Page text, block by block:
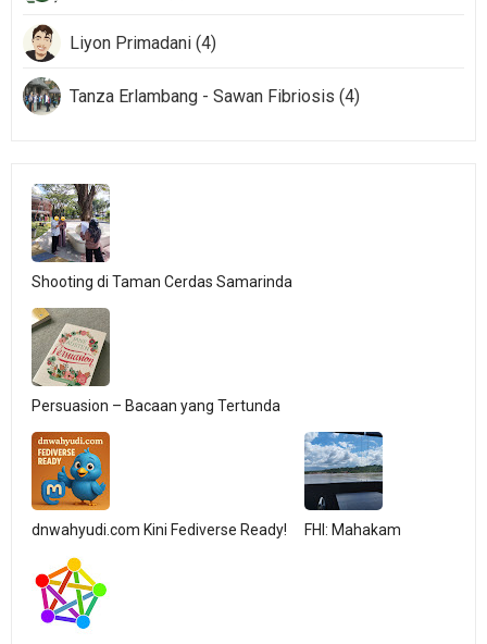
Liyon Primadani (4)
Tanza Erlambang - Sawan Fibriosis (4)
Shooting di Taman Cerdas Samarinda
Persuasion – Bacaan yang Tertunda
dnwahyudi.com Kini Fediverse Ready! FHI: Mahakam